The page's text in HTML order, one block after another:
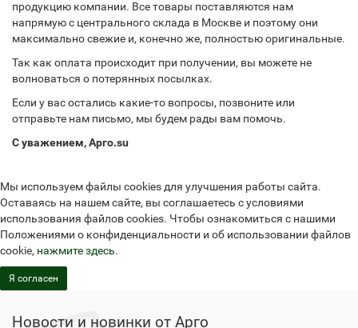
продукцию компании. Все товары поставляются нам
напрямую с центрального склада в Москве и поэтому они
максимально свежие и, конечно же, полностью оригинальные.
Так как оплата происходит при получении, вы можете не
волноваться о потерянных посылках.
Если у вас остались какие-то вопросы, позвоните или
отправьте нам письмо, мы будем рады вам помочь.
С уважением, Арго.su
Мы используем файлы cookies для улучшения работы сайта.
Оставаясь на нашем сайте, вы соглашаетесь с условиями
использования файлов cookies. Чтобы ознакомиться с нашими
Положениями о конфиденциальности и об использовании файлов
cookie, нажмите здесь.
Я согласен
Новости и новинки от Арго